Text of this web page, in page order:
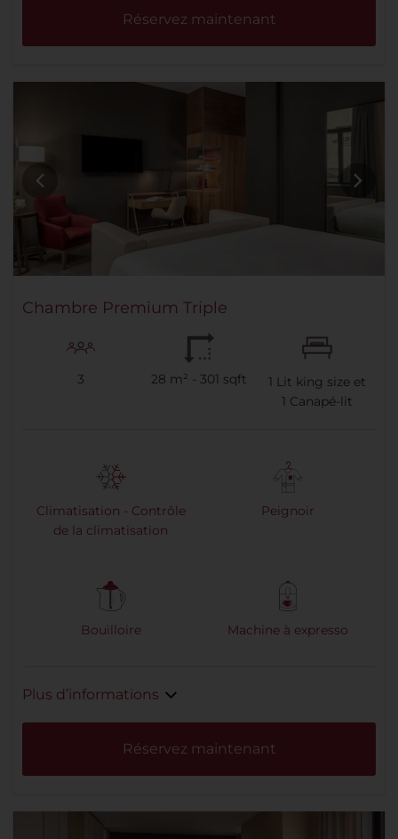
Réservez maintenant
Chambre Premium Triple
3 28 m² - 301 sqft 1 Lit king size et
1 Canapé-lit
Climatisation - Contrôle
de la climatisation
Peignoir
Bouilloire Machine à expresso
Plus d’informations
Réservez maintenant